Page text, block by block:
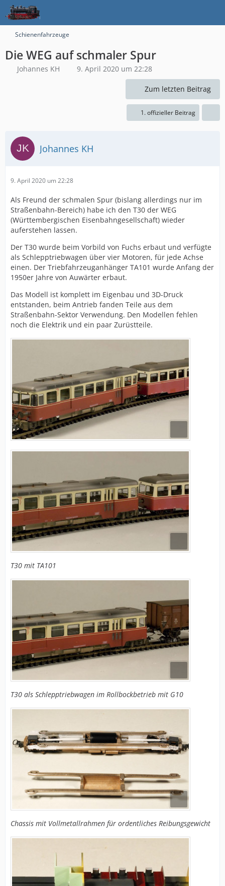
Schienenfahrzeuge
Die WEG auf schmaler Spur
Johannes KH 9. April 2020 um 22:28
Zum letzten Beitrag
1. offizieller Beitrag
Johannes KH
9. April 2020 um 22:28
Als Freund der schmalen Spur (bislang allerdings nur im
Straßenbahn-Bereich) habe ich den T30 der WEG
(Württembergischen Eisenbahngesellschaft) wieder
auferstehen lassen.
Der T30 wurde beim Vorbild von Fuchs erbaut und verfügte
als Schlepptriebwagen über vier Motoren, für jede Achse
einen. Der Triebfahrzeuganhänger TA101 wurde Anfang der
1950er Jahre von Auwärter erbaut.
Das Modell ist komplett im Eigenbau und 3D-Druck
entstanden, beim Antrieb fanden Teile aus dem
Straßenbahn-Sektor Verwendung. Den Modellen fehlen
noch die Elektrik und ein paar Zurüstteile.
T30 mit TA101
T30 als Schlepptriebwagen im Rollbockbetrieb mit G10
Chassis mit Vollmetallrahmen für ordentliches Reibungsgewicht